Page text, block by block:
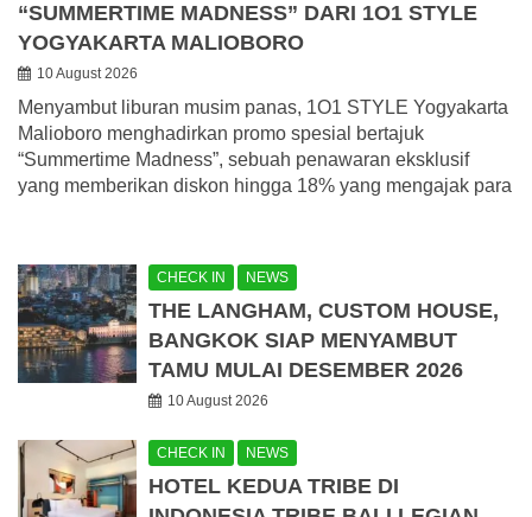
“SUMMERTIME MADNESS” DARI 1O1 STYLE
YOGYAKARTA MALIOBORO
10 August 2026
Menyambut liburan musim panas, 1O1 STYLE Yogyakarta
Malioboro menghadirkan promo spesial bertajuk
“Summertime Madness”, sebuah penawaran eksklusif
yang memberikan diskon hingga 18% yang mengajak para
CHECK IN NEWS
THE LANGHAM, CUSTOM HOUSE,
BANGKOK SIAP MENYAMBUT
TAMU MULAI DESEMBER 2026
10 August 2026
CHECK IN NEWS
HOTEL KEDUA TRIBE DI